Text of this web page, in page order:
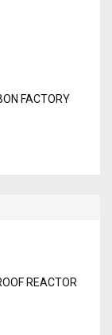
FACTORY
REACTOR